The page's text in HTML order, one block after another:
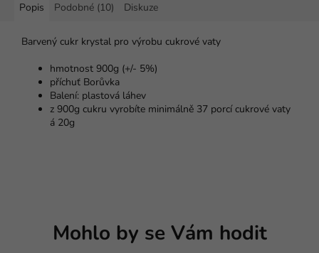
Popis Podobné (10) Diskuze
Barvený cukr krystal pro výrobu cukrové vaty
hmotnost 900g (+/- 5%)
příchuť Borůvka
Balení: plastová láhev
z 900g cukru vyrobíte minimálně 37 porcí cukrové vaty
á 20g
Mohlo by se Vám hodit